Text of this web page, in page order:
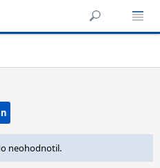
neohodnotil.